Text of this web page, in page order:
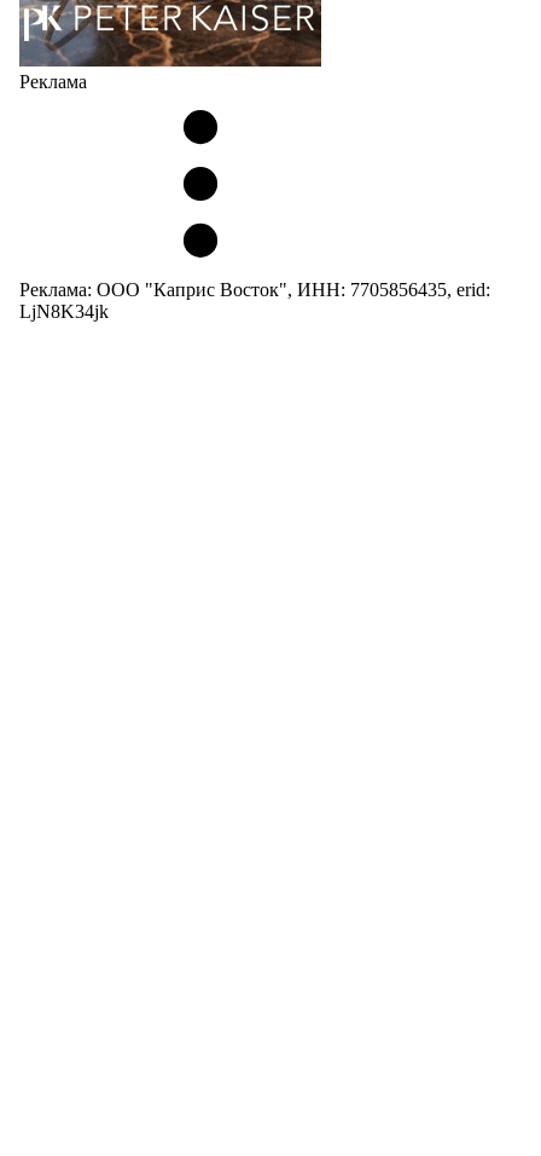
Реклама
Реклама: ООО "Каприс Восток", ИНН: 7705856435, erid:
LjN8K34jk